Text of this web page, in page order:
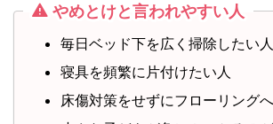
やめとけと言われやすい人
毎日ベッド下を広く掃除したい人
寝具を頻繁に片付けたい人
床傷対策をせずにフローリング